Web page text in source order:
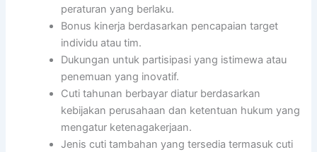
peraturan yang berlaku.
Bonus kinerja berdasarkan pencapaian target
individu atau tim.
Dukungan untuk partisipasi yang istimewa atau
penemuan yang inovatif.
Cuti tahunan berbayar diatur berdasarkan
kebijakan perusahaan dan ketentuan hukum yang
mengatur ketenagakerjaan.
Jenis cuti tambahan yang tersedia termasuk cuti